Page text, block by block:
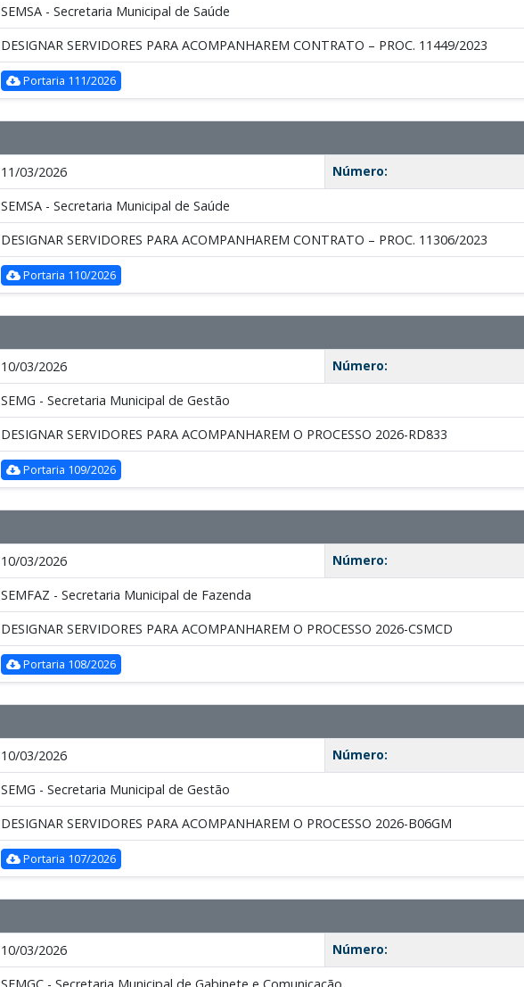
SEMSA - Secretaria Municipal de Saúde
DESIGNAR SERVIDORES PARA ACOMPANHAREM CONTRATO – PROC. 11449/2023
Portaria 111/2026
11/03/2026 Número:
SEMSA - Secretaria Municipal de Saúde
DESIGNAR SERVIDORES PARA ACOMPANHAREM CONTRATO – PROC. 11306/2023
Portaria 110/2026
10/03/2026 Número:
SEMG - Secretaria Municipal de Gestão
DESIGNAR SERVIDORES PARA ACOMPANHAREM O PROCESSO 2026-RD833
Portaria 109/2026
10/03/2026 Número:
SEMFAZ - Secretaria Municipal de Fazenda
DESIGNAR SERVIDORES PARA ACOMPANHAREM O PROCESSO 2026-CSMCD
Portaria 108/2026
10/03/2026 Número:
SEMG - Secretaria Municipal de Gestão
DESIGNAR SERVIDORES PARA ACOMPANHAREM O PROCESSO 2026-B06GM
Portaria 107/2026
10/03/2026 Número: